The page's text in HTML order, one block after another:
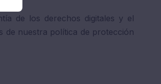
de los derechos digitales y el
de nuestra política de protección